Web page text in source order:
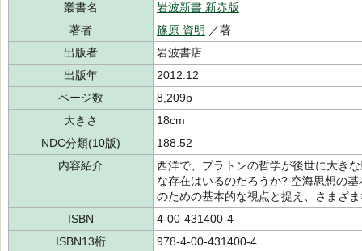
叢書名
岩波新書 新赤版
著者
篠原 資明 ／著
出版者
岩波書店
出版年
2012.12
ページ数
8,209p
大きさ
18cm
NDC分類(10版)
188.52
内容紹介
西洋で、プラトンの哲学が後世に大き
な存在はいるのだろうか? 空海思想の
のための基本的な視点と捉え、さまざ
ISBN
4-00-431400-4
ISBN13桁
978-4-00-431400-4